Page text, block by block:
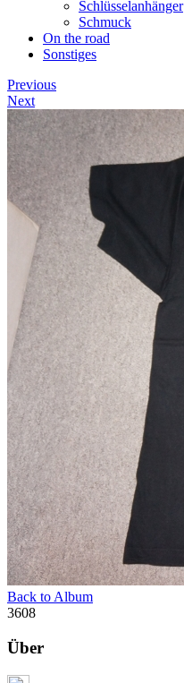
Schlüsselanhänger
Schmuck
On the road
Sonstiges
Previous
Next
Back to Album
3608
Über